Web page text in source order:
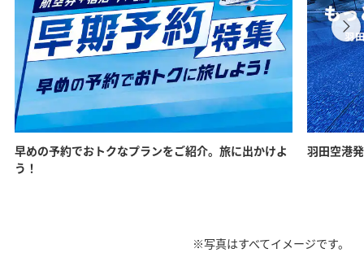
早めの予約でおトクなプランをご紹介。旅に出かけよ
う！
羽田空港
※写真はすべてイメージです。